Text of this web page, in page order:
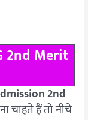
2nd Merit
2nd
चाहते हैं तो नीचे